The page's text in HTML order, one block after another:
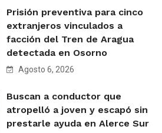
Prisión preventiva para cinco
extranjeros vinculados a
facción del Tren de Aragua
detectada en Osorno
Agosto 6, 2026
Buscan a conductor que
atropelló a joven y escapó sin
prestarle ayuda en Alerce Sur